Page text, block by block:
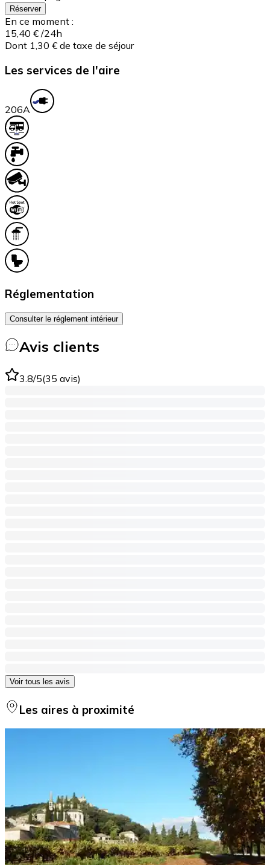
Réserver
En ce moment :
15,40 € /24h
Dont 1,30 € de taxe de séjour
Les services de l'aire
206A
Réglementation
Consulter le réglement intérieur
Avis clients
3.8/5(35 avis)
Voir tous les avis
Les aires à proximité